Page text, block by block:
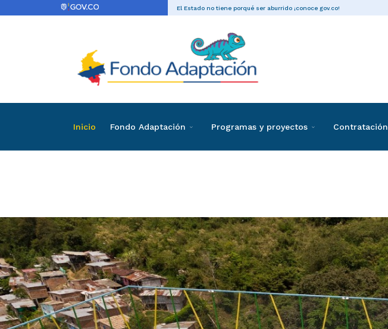
El Estado no tiene porqué ser aburrido ¡conoce gov.co!
Inicio Fondo Adaptación Programas y proyectos Contratación
Listado de invitaciones